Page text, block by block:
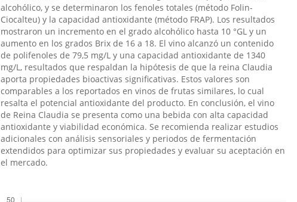
alcohólico, y se determinaron los fenoles totales (método Folin-
Ciocalteu) y la capacidad antioxidante (método FRAP). Los resultados
mostraron un incremento en el grado alcohólico hasta 10 °GL y un
aumento en los grados Brix de 16 a 18. El vino alcanzó un contenido
de polifenoles de 79,5 mg/L y una capacidad antioxidante de 1340
mg/L, resultados que respaldan la hipótesis de que la reina Claudia
aporta propiedades bioactivas significativas. Estos valores son
comparables a los reportados en vinos de frutas similares, lo cual
resalta el potencial antioxidante del producto. En conclusión, el vino
de Reina Claudia se presenta como una bebida con alta capacidad
antioxidante y viabilidad económica. Se recomienda realizar estudios
adicionales con análisis sensoriales y periodos de fermentación
extendidos para optimizar sus propiedades y evaluar su aceptación en
el mercado.